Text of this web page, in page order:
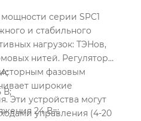
серии SPC1
и стабильного
нагрузок: ТЭНов,
нитей. Регулятор
фазовым
широкие
Эти устройства могут
управления (4-20
В;
24 В=;